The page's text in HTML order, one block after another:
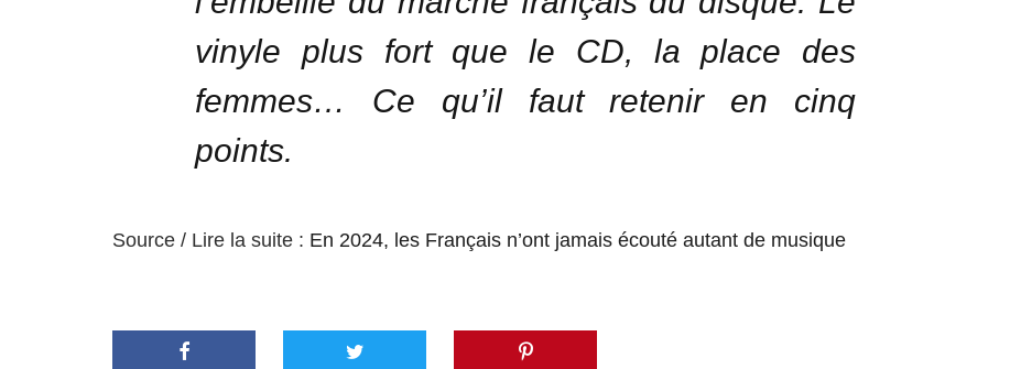
vinyle plus fort que le CD, la place des
femmes… Ce qu’il faut retenir en cinq
points.
Source / Lire la suite : En 2024, les Français n’ont jamais écouté autant de musique